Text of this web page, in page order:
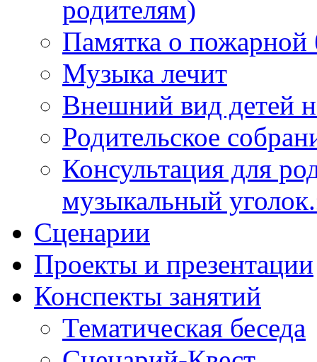
родителям)
Памятка о пожарной
Музыка лечит
Внешний вид детей
Родительское
Консультация для
музыкальный
Cценарии
Проекты и презентации
Конспекты занятий
Тематическая беседа